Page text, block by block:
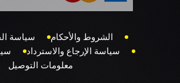
الشروط والأحكام
سياسة
سياسة الإرجاع والاسترداد
معلومات التوصيل